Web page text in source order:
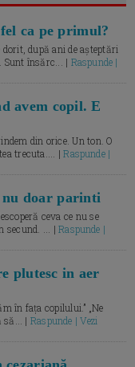
ca pe primul?
după ani de așteptări
Sunt însărc... | Raspunde |
avem copil. E
din orice. Un ton. O
trecuta.... |Raspunde |
nu doar parinti
ceva ce nu se
secund. ... |Raspunde |
plutesc in aer
în fața copilului.” „Ne
să... | Raspunde | Vezi